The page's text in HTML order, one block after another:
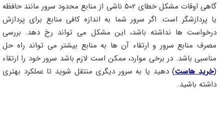
گاهی اوقات مشکل خطای ۵۰۲ ناشی از منابع محدود سرور مانند حافظه
یا پردازشگر است. اگر سرور شما به اندازه کافی منابع برای پردازش
درخواست‌ ها نداشته باشد، این مشکل می‌ تواند رخ دهد. بررسی
مصرف منابع سرور و ارتقاء آن‌ ها به منابع بیشتر می‌ تواند راه‌ حل
مناسبی باشد. در برخی موارد، ممکن است لازم باشد سرور خود را ارتقاء
(خرید هاست)دهید یا به سرور دیگری منتقل شوید تا عملکرد بهتری
داشته باشید.